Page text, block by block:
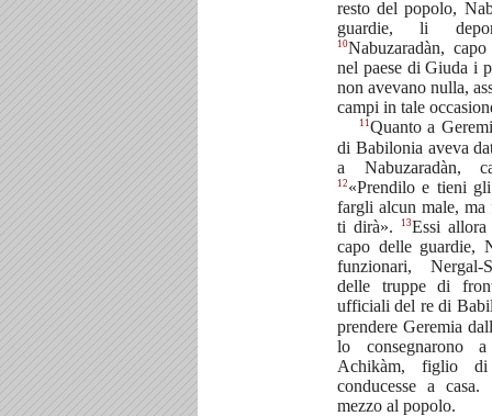
resto del popolo,
guardie, li
10Nabuzaradàn,
nel paese di Giuda i
non avevano nulla,
campi in tale
11Quanto a
di Babilonia aveva
a Nabuzaradàn,
12 «Prendilo e tieni
fargli alcun male,
ti dirà».
13Essi
capo delle guardie,
funzionari, Nergal-
delle truppe di
ufficiali del re di
prendere Geremia
lo consegnarono
Achikàm, figlio
conducesse a
mezzo al popolo.